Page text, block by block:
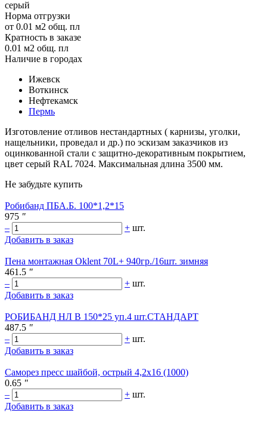
серый
Норма отгрузки
от 0.01 м2 общ. пл
Кратность в заказе
0.01 м2 общ. пл
Наличие в городах
Ижевск
Воткинск
Нефтекамск
Пермь
Изготовление отливов нестандартных ( карнизы, уголки,
нащельники, проведал и др.) по эскизам заказчиков из
оцинкованной стали с защитно-декоративным покрытием,
цвет серый RAL 7024. Максимальная длина 3500 мм.
Не забудьте купить
Робибанд ПБА.Б. 100*1,2*15
975 "
–
+ шт.
Добавить в заказ
Пена монтажная Oklent 70L+ 940гр./16шт. зимняя
461.5 "
–
+ шт.
Добавить в заказ
РОБИБАНД НЛ В 150*25 уп.4 шт.СТАНДАРТ
487.5 "
–
+ шт.
Добавить в заказ
Саморез пресс шайбой, острый 4,2х16 (1000)
0.65 "
–
+ шт.
Добавить в заказ